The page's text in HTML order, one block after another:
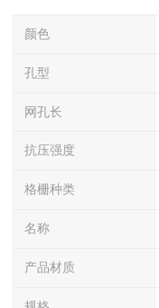
颜色
孔型
网孔长
抗压强度
格栅种类
名称
产品材质